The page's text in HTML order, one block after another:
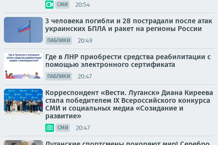
СМИ 20:54
3 человека погибли и 28 пострадали после атак
украинских БПЛА и ракет на регионы России
ПАБЛИКИ 20:49
Где в ЛНР приобрести средства реабилитации с
помощью электронного сертификата
ПАБЛИКИ 20:47
Корреспондент «Вести. Луганск» Диана Киреева
стала победителем IX Всероссийского конкурса
СМИ и социальных медиа «Созидание и
развитие»
СМИ 20:47